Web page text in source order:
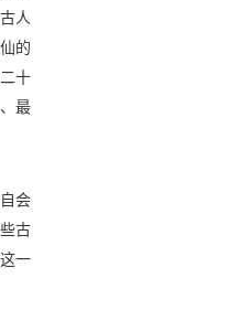
人
的
十
最
会
古
一